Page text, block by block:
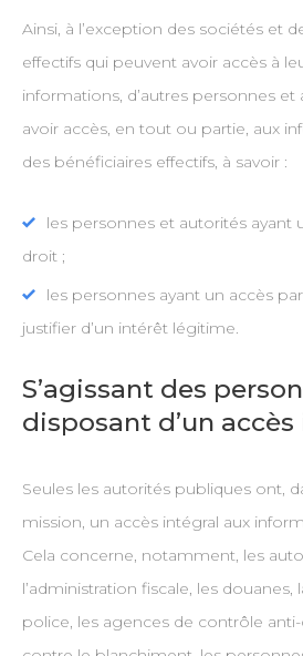
Ainsi, à l’exception des sociétés et
effectifs qui peuvent avoir accès à
informations, d’autres personnes
avoir accès, en tout ou partie, aux
des bénéficiaires effectifs, à savoir :
les personnes et autorités ayant
droit ;
les personnes ayant un accès
justifier d’un intérêt légitime.
S’agissant des
disposant d’un
Seules les autorités publiques ont,
mission, un accès intégral aux
Cela concerne, notamment, les
l’administration fiscale, les douanes,
police, les agences de contrôle